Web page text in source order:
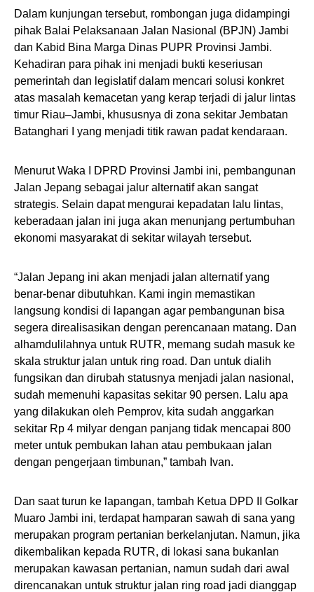
Dalam kunjungan tersebut, rombongan juga didampingi
pihak Balai Pelaksanaan Jalan Nasional (BPJN) Jambi
dan Kabid Bina Marga Dinas PUPR Provinsi Jambi.
Kehadiran para pihak ini menjadi bukti keseriusan
pemerintah dan legislatif dalam mencari solusi konkret
atas masalah kemacetan yang kerap terjadi di jalur lintas
timur Riau–Jambi, khususnya di zona sekitar Jembatan
Batanghari I yang menjadi titik rawan padat kendaraan.
Menurut Waka I DPRD Provinsi Jambi ini, pembangunan
Jalan Jepang sebagai jalur alternatif akan sangat
strategis. Selain dapat mengurai kepadatan lalu lintas,
keberadaan jalan ini juga akan menunjang pertumbuhan
ekonomi masyarakat di sekitar wilayah tersebut.
“Jalan Jepang ini akan menjadi jalan alternatif yang
benar-benar dibutuhkan. Kami ingin memastikan
langsung kondisi di lapangan agar pembangunan bisa
segera direalisasikan dengan perencanaan matang. Dan
alhamdulilahnya untuk RUTR, memang sudah masuk ke
skala struktur jalan untuk ring road. Dan untuk dialih
fungsikan dan dirubah statusnya menjadi jalan nasional,
sudah memenuhi kapasitas sekitar 90 persen. Lalu apa
yang dilakukan oleh Pemprov, kita sudah anggarkan
sekitar Rp 4 milyar dengan panjang tidak mencapai 800
meter untuk pembukan lahan atau pembukaan jalan
dengan pengerjaan timbunan,” tambah Ivan.
Dan saat turun ke lapangan, tambah Ketua DPD II Golkar
Muaro Jambi ini, terdapat hamparan sawah di sana yang
merupakan program pertanian berkelanjutan. Namun, jika
dikembalikan kepada RUTR, di lokasi sana bukanlan
merupakan kawasan pertanian, namun sudah dari awal
direncanakan untuk struktur jalan ring road jadi dianggap